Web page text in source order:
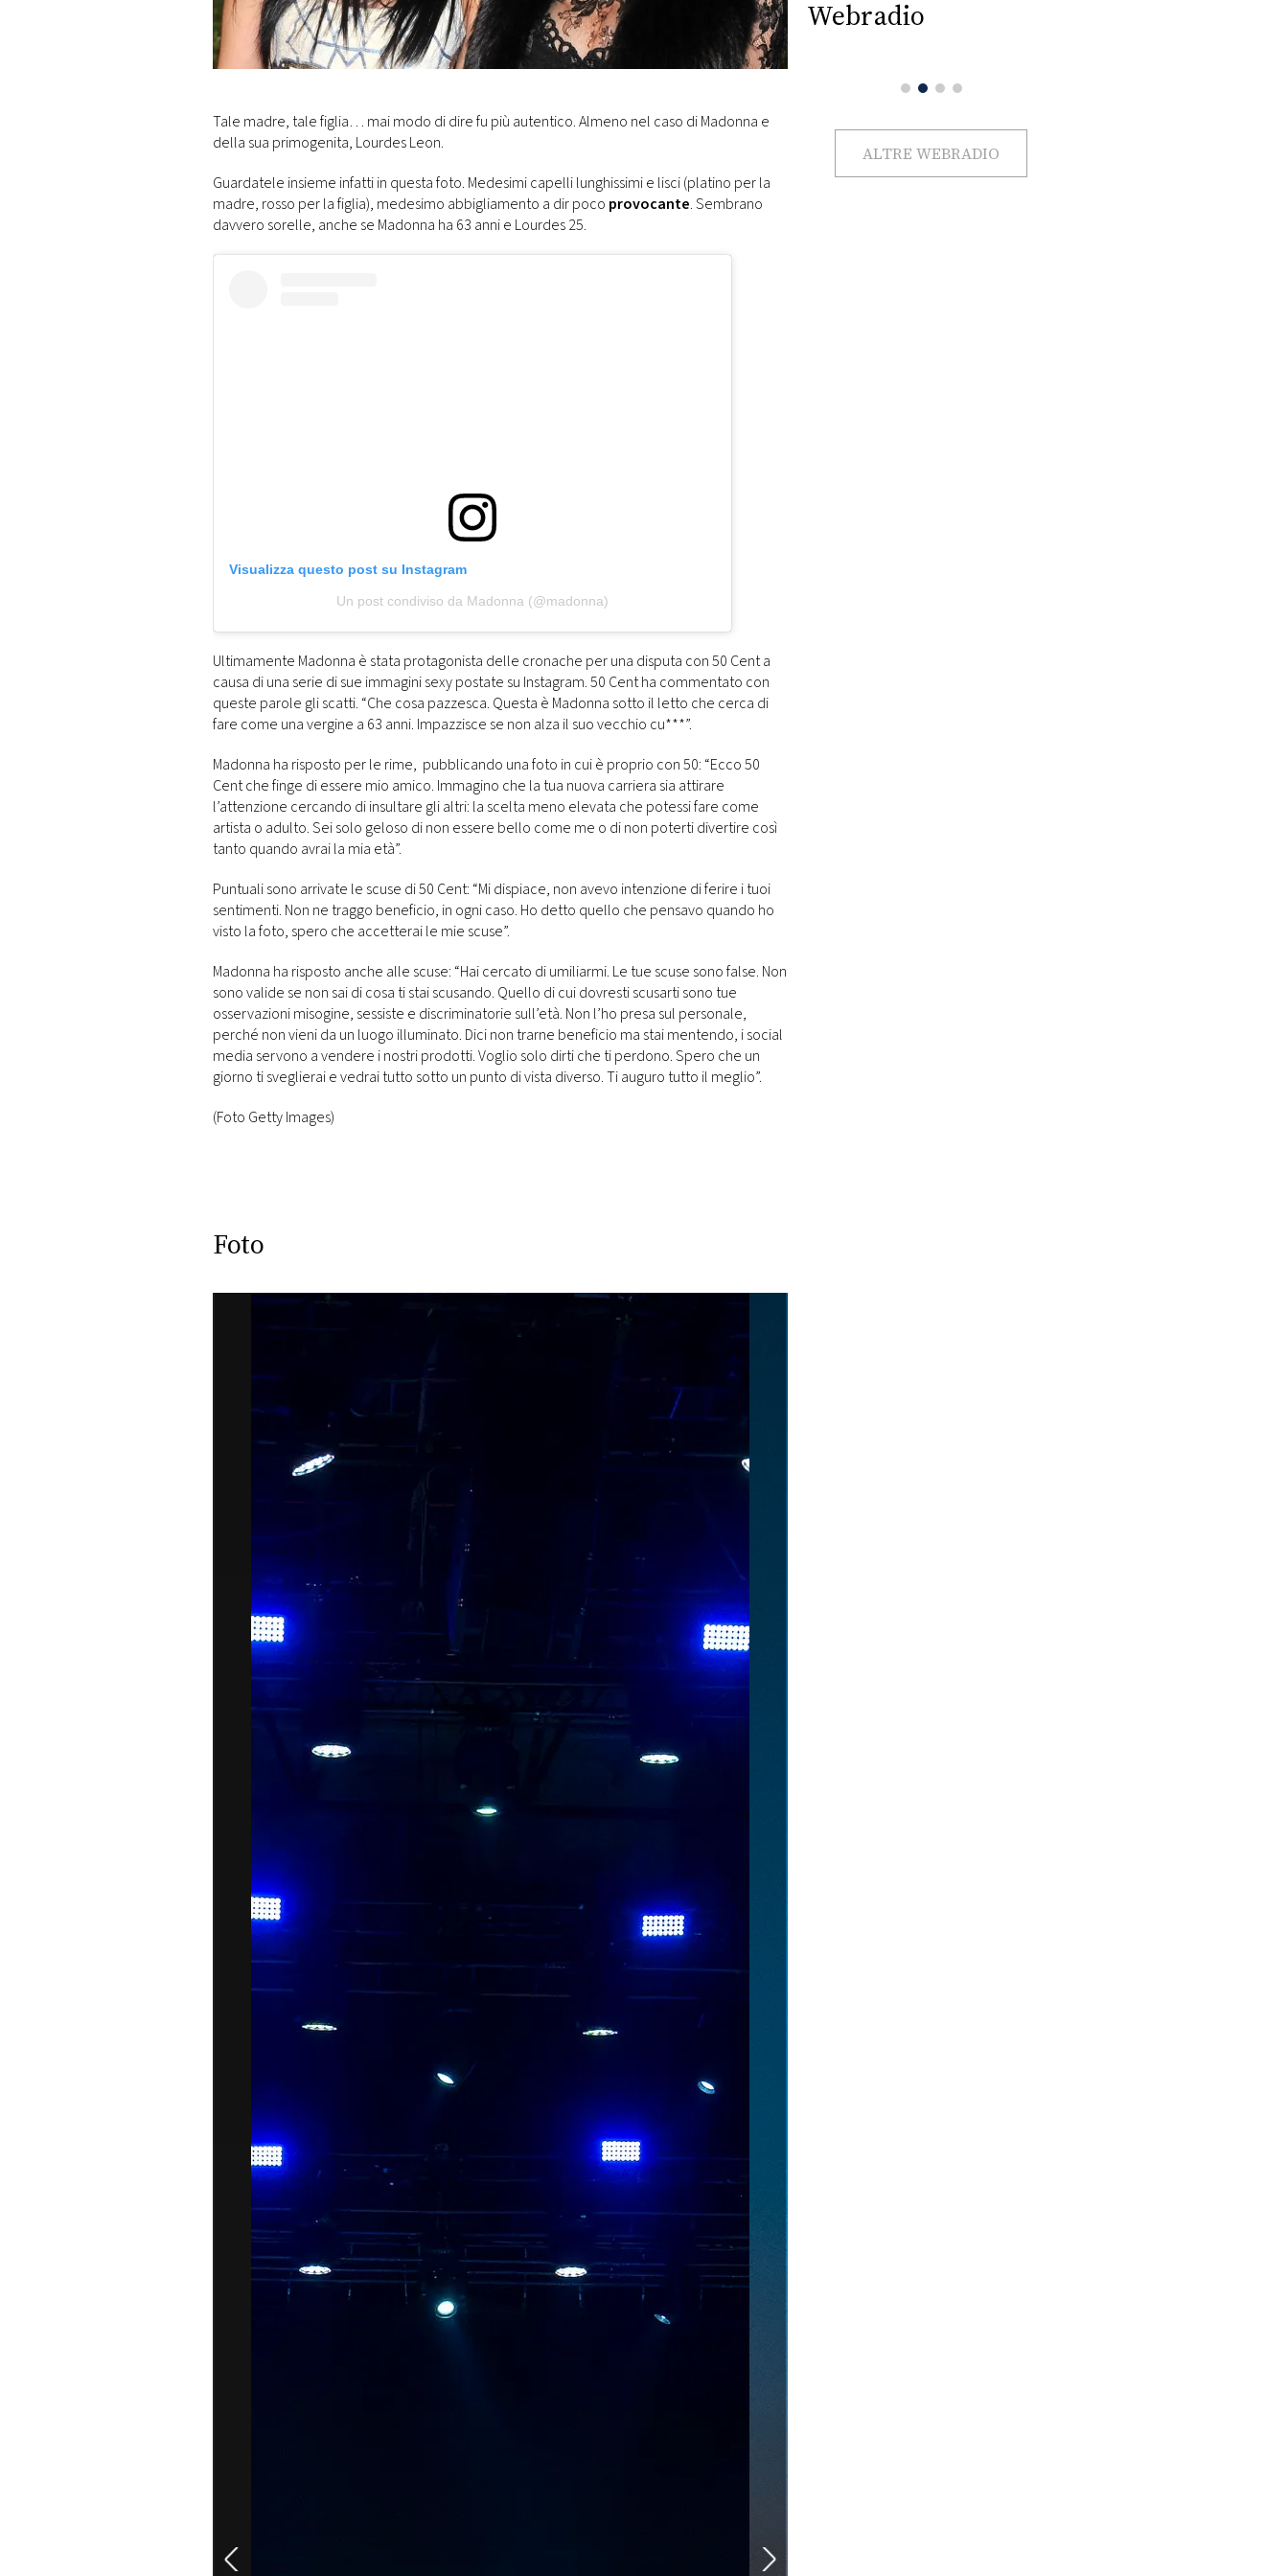
MONACO
Tale madre, tale figlia… mai modo di dire fu più autentico. Almeno nel caso di Madonna e
della sua primogenita, Lourdes Leon.
Guardatele insieme infatti in questa foto. Medesimi capelli lunghissimi e lisci (platino per la
madre, rosso per la figlia), medesimo abbigliamento a dir poco provocante. Sembrano
davvero sorelle, anche se Madonna ha 63 anni e Lourdes 25.
Visualizza questo post su Instagram
Un post condiviso da Madonna (@madonna)
Ultimamente Madonna è stata protagonista delle cronache per una disputa con 50 Cent a
causa di una serie di sue immagini sexy postate su Instagram. 50 Cent ha commentato con
queste parole gli scatti. “Che cosa pazzesca. Questa è Madonna sotto il letto che cerca di
fare come una vergine a 63 anni. Impazzisce se non alza il suo vecchio cu***”.
Madonna ha risposto per le rime, pubblicando una foto in cui è proprio con 50: “Ecco 50
Cent che finge di essere mio amico. Immagino che la tua nuova carriera sia attirare
l’attenzione cercando di insultare gli altri: la scelta meno elevata che potessi fare come
artista o adulto. Sei solo geloso di non essere bello come me o di non poterti divertire così
tanto quando avrai la mia età”.
Puntuali sono arrivate le scuse di 50 Cent: “Mi dispiace, non avevo intenzione di ferire i tuoi
sentimenti. Non ne traggo beneficio, in ogni caso. Ho detto quello che pensavo quando ho
visto la foto, spero che accetterai le mie scuse”.
Madonna ha risposto anche alle scuse: “Hai cercato di umiliarmi. Le tue scuse sono false. Non
sono valide se non sai di cosa ti stai scusando. Quello di cui dovresti scusarti sono tue
osservazioni misogine, sessiste e discriminatorie sull’età. Non l’ho presa sul personale,
perché non vieni da un luogo illuminato. Dici non trarne beneficio ma stai mentendo, i social
media servono a vendere i nostri prodotti. Voglio solo dirti che ti perdono. Spero che un
giorno ti sveglierai e vedrai tutto sotto un punto di vista diverso. Ti auguro tutto il meglio”.
(Foto Getty Images)
Foto
Webradio
ALTRE WEBRADIO